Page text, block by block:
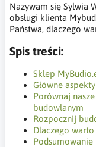
Nazywam się Sylwia
obsługi klienta
Państwa, dlaczego
Spis treści:
Sklep
Główne
Porównaj
budowlanym
Rozpocznij
Dlaczego
Podsumowanie